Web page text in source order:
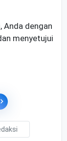
Anda dengan
menyetujui